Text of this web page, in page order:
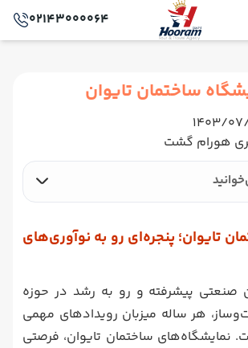
02143000064
ساختمان تایوان
1403/
هورام گشت
تایوان؛ پنجره‌ای رو به نوآوری‌های
صنعتی پیشرفته و رو به رشد در حوزه
هر ساله میزبان رویدادهای مهمی
نمایشگاه‌های ساختمان تایوان، فرصتی